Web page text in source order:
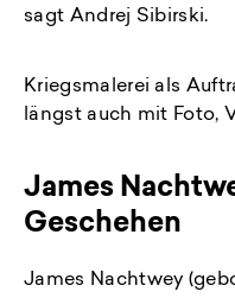
sagt Andrej Sibirski.
Kriegsmalerei als
längst auch mit Foto,
James
Geschehen
James Nachtwey